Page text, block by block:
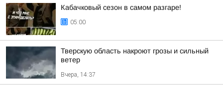
Кабачковый сезон в самом разгаре!
05:00
Тверскую область накроют грозы и сильный
ветер
Вчера, 14:37